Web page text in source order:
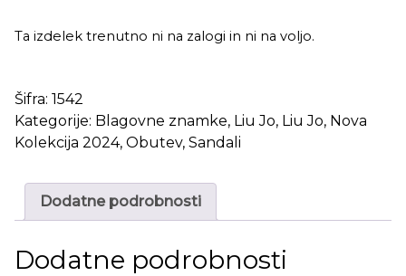
Ta izdelek trenutno ni na zalogi in ni na voljo.
Šifra: 1542
Kategorije: Blagovne znamke, Liu Jo, Liu Jo, Nova
Kolekcija 2024, Obutev, Sandali
Dodatne podrobnosti
Dodatne podrobnosti